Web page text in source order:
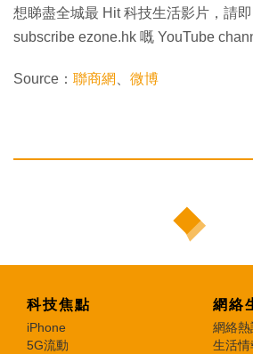
想睇盡全城最 Hit 科技生活影片，請即
subscribe ezone.hk 嘅 YouTube
Source： 聯商網 微博
科技焦點
iPhone
5G流動
網絡
網絡熱
生活情